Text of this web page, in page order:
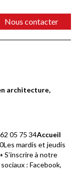
Nous contacter
architecture,
05 75 34Accueil
mardis et jeudis
S’inscrire à notre
: Facebook,